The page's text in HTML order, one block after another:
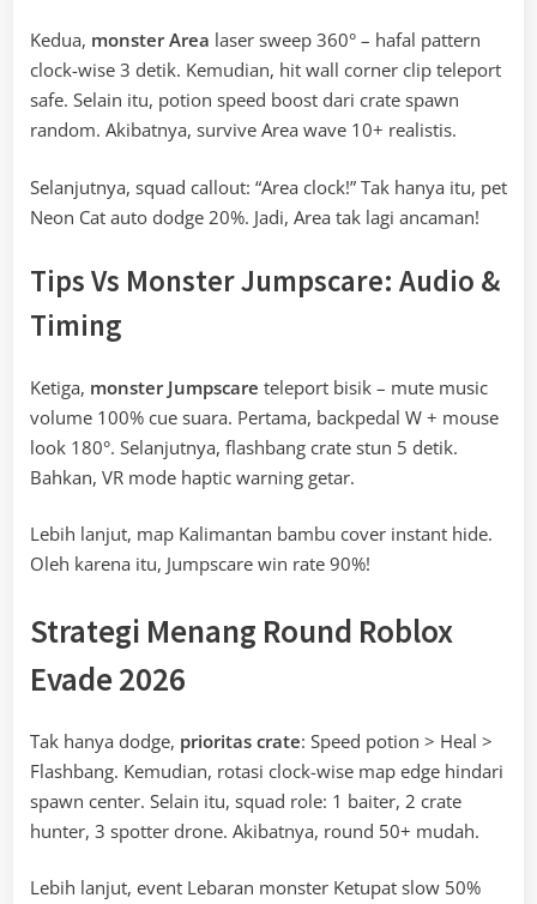
Kedua, monster Area laser sweep 360° – hafal pattern
clock-wise 3 detik. Kemudian, hit wall corner clip teleport
safe. Selain itu, potion speed boost dari crate spawn
random. Akibatnya, survive Area wave 10+ realistis.
Selanjutnya, squad callout: “Area clock!” Tak hanya itu, pet
Neon Cat auto dodge 20%. Jadi, Area tak lagi ancaman!
Tips Vs Monster Jumpscare: Audio &
Timing
Ketiga, monster Jumpscare teleport bisik – mute music
volume 100% cue suara. Pertama, backpedal W + mouse
look 180°. Selanjutnya, flashbang crate stun 5 detik.
Bahkan, VR mode haptic warning getar.
Lebih lanjut, map Kalimantan bambu cover instant hide.
Oleh karena itu, Jumpscare win rate 90%!
Strategi Menang Round Roblox
Evade 2026
Tak hanya dodge, prioritas crate: Speed potion > Heal >
Flashbang. Kemudian, rotasi clock-wise map edge hindari
spawn center. Selain itu, squad role: 1 baiter, 2 crate
hunter, 3 spotter drone. Akibatnya, round 50+ mudah.
Lebih lanjut, event Lebaran monster Ketupat slow 50%